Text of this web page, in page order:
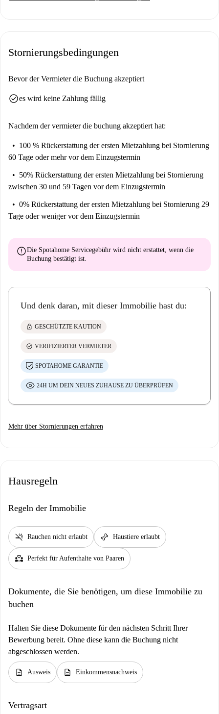
Stornierungsbedingungen
Bevor der Vermieter die Buchung akzeptiert
check_circlees wird keine Zahlung fällig
Nachdem der vermieter die buchung akzeptiert hat:
100 % Rückerstattung der ersten Mietzahlung bei Stornierung
60 Tage oder mehr vor dem Einzugstermin
50% Rückerstattung der ersten Mietzahlung bei Stornierung
zwischen 30 und 59 Tagen vor dem Einzugstermin
0% Rückerstattung der ersten Mietzahlung bei Stornierung 29
Tage oder weniger vor dem Einzugstermin
errorDie Spotahome Servicegebühr wird nicht erstattet , wenn die
Buchung bestätigt ist.
Und denk daran, mit dieser Immobilie hast du:
lock GESCHÜTZTE KAUTION
check_circle VERIFIZIERTER VERMIETER
SPOTAHOME GARANTIE
24H UM DEIN NEUES ZUHAUSE ZU ÜBERPRÜFEN
Mehr über Stornierungen erfahren
Hausregeln
Regeln der Immobilie
smoke_free Rauchen nicht erlaubt pet_supplies Haustiere erlaubt
partner_heart Perfekt für Aufenthalte von Paaren
Dokumente, die Sie benötigen, um diese Immobilie zu
buchen
Halten Sie diese Dokumente für den nächsten Schritt Ihrer
Bewerbung bereit. Ohne diese kann die Buchung nicht
abgeschlossen werden.
description Ausweis description Einkommensnachweis
Vertragsart